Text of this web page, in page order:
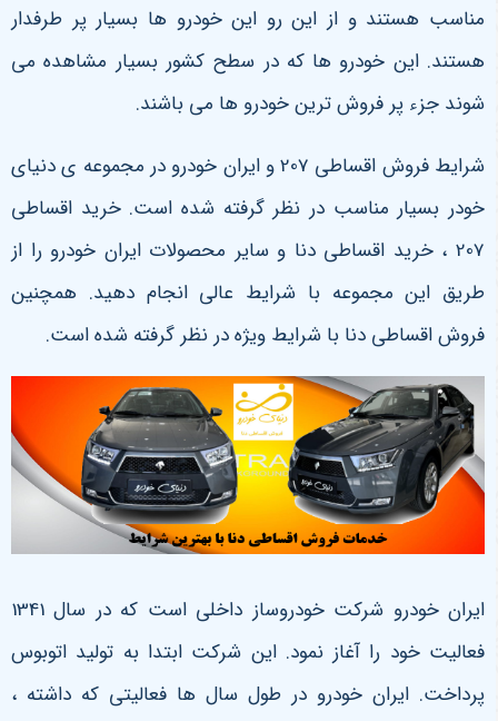
مناسب هستند و از این رو این خودرو ها بسیار پر طرفدار
هستند. این خودرو ها که در سطح کشور بسیار مشاهده می
شوند جزء پر فروش ترین خودرو ها می باشند.
شرایط فروش اقساطی 207 و ایران خودرو در مجموعه ی دنیای
خودر بسیار مناسب در نظر گرفته شده است. خرید اقساطی
207 ، خرید اقساطی دنا و سایر محصولات ایران خودرو را از
طریق این مجموعه با شرایط عالی انجام دهید. همچنین
فروش اقساطی دنا با شرایط ویژه در نظر گرفته شده است.
ایران خودرو شرکت خودروساز داخلی است که در سال 1341
فعالیت خود را آغاز نمود. این شرکت ابتدا به تولید اتوبوس
پرداخت. ایران خودرو در طول سال ها فعالیتی که داشته ،